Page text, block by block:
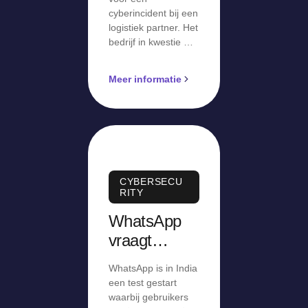
cyberincident bij een
logistiek partner. Het
bedrijf in kwestie …
Meer informatie
CYBERSECU
RITY
WhatsApp
vraagt
gebruikers
om
WhatsApp is in India
een test gestart
waarbij gebruikers